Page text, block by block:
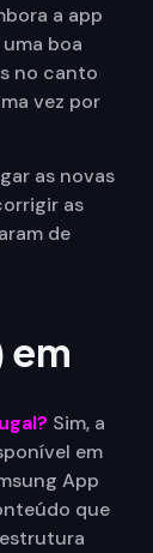
a app
boa
no canto
vez por
as novas
as
de
em
Sim, a
em
App
que